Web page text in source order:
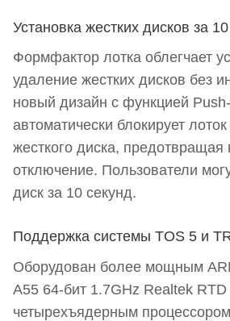
Установка жестких дисков за
Формфактор лотка облегчает
удаление жестких дисков без
новый дизайн с функцией
автоматически блокирует
жесткого диска,
отключение. Пользователи
диск за 10 секунд.
Поддержка системы TOS 5 и
Оборудован более мощным
A55 64-бит 1.7GHz Realtek RTD
четырехъядерным